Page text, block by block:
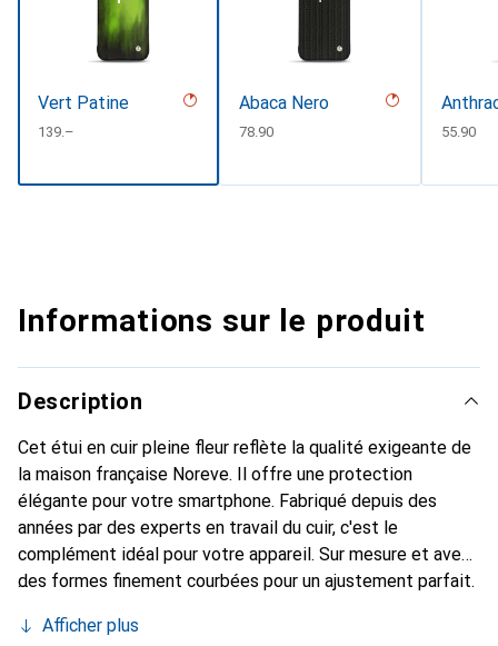
Vert Patine
CHF
139.–
Abaca Nero
CHF
78.90 CHF
55.90
Informations sur le produit
Description
Cet étui en cuir pleine fleur reflète la qualité exigeante de
la maison française Noreve. Il offre une protection
élégante pour votre smartphone. Fabriqué depuis des
années par des experts en travail du cuir, c'est le
complément idéal pour votre appareil. Sur mesure et avec
des formes finement courbées pour un ajustement parfait.
smartphone. La marque Noreve est reconnue
Afficher plus